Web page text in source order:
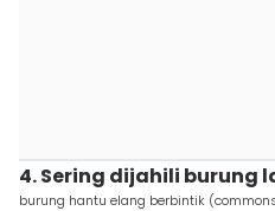
4. Sering dijahili burung
burung hantu elang berbintik